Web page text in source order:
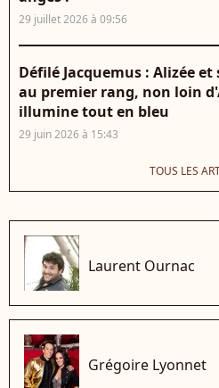
29 juillet 2026 à 09:56
Défilé Jacquemus : Alizée
au premier rang, non loin
illumine tout en bleu
29 juin 2026 à 15:43
TOUS LES
Laurent Ournac
Grégoire Lyonnet